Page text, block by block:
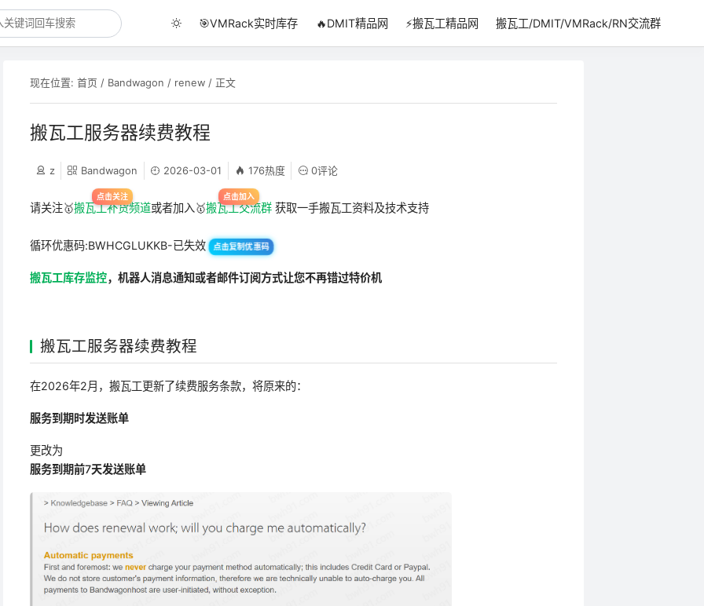
🎯VMRack实时库存 🔥DMIT精品网 ⚡搬瓦工精品网 搬瓦工/DMIT/VMRack/RN交流群
现在位置: 首页 / Bandwagon / renew / 正文
搬瓦工服务器续费教程
z Bandwagon 2026-03-01 176热度 0评论
请关注🥇搬瓦工补货频道或者加入🥇搬瓦工交流群 获取一手搬瓦工资料及技术支持
循环优惠码:BWHCGLUKKB-已失效 点击复制优惠码
搬瓦工库存监控，机器人消息通知或者邮件订阅方式让您不再错过特价机
搬瓦工服务器续费教程
在2026年2月，搬瓦工更新了续费服务条款，将原来的：
服务到期时发送账单
更改为
服务到期前7天发送账单